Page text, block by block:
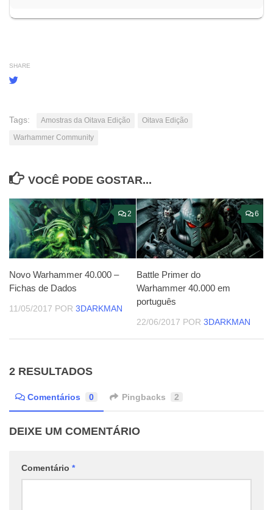
SHARE
Tags: Amostras da Oitava Edição
Oitava Edição
Warhammer Community
VOCÊ PODE GOSTAR...
2
Novo Warhammer 40.000 –
Fichas de Dados
11/05/2017 POR 3DARKMAN
6
Battle Primer do
Warhammer 40.000 em
português
22/06/2017 POR 3DARKMAN
2 RESULTADOS
Comentários 0 Pingbacks 2
DEIXE UM COMENTÁRIO
Comentário *